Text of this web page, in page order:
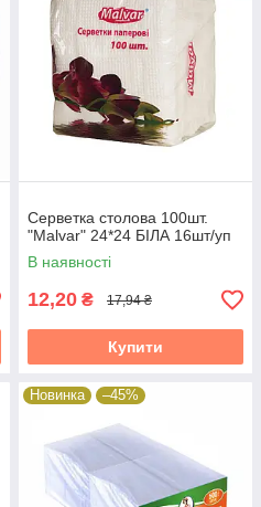
Серветка столова 100шт.
"Malvar" 24*24 БІЛА 16шт/уп
В наявності
12,20 ₴ 17,94 ₴
Купити
Новинка –45%